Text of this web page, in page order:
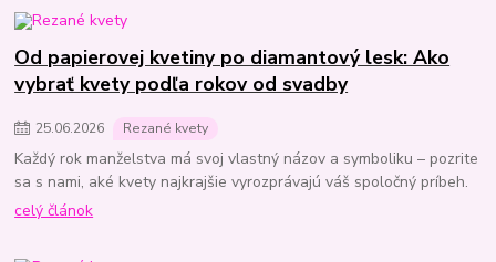
Od papierovej kvetiny po diamantový lesk: Ako
vybrať kvety podľa rokov od svadby
25.06.2026 Rezané kvety
Každý rok manželstva má svoj vlastný názov a symboliku – pozrite
sa s nami, aké kvety najkrajšie vyrozprávajú váš spoločný príbeh.
celý článok